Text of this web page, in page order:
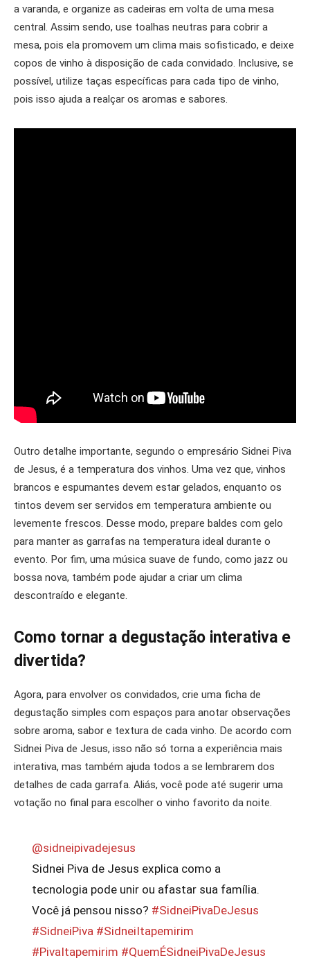
a varanda, e organize as cadeiras em volta de uma mesa
central. Assim sendo, use toalhas neutras para cobrir a
mesa, pois ela promovem um clima mais sofisticado, e deixe
copos de vinho à disposição de cada convidado. Inclusive, se
possível, utilize taças específicas para cada tipo de vinho,
pois isso ajuda a realçar os aromas e sabores.
Outro detalhe importante, segundo o empresário Sidnei Piva
de Jesus, é a temperatura dos vinhos. Uma vez que, vinhos
brancos e espumantes devem estar gelados, enquanto os
tintos devem ser servidos em temperatura ambiente ou
levemente frescos. Desse modo, prepare baldes com gelo
para manter as garrafas na temperatura ideal durante o
evento. Por fim, uma música suave de fundo, como jazz ou
bossa nova, também pode ajudar a criar um clima
descontraído e elegante.
Como tornar a degustação interativa e
divertida?
Agora, para envolver os convidados, crie uma ficha de
degustação simples com espaços para anotar observações
sobre aroma, sabor e textura de cada vinho. De acordo com
Sidnei Piva de Jesus, isso não só torna a experiência mais
interativa, mas também ajuda todos a se lembrarem dos
detalhes de cada garrafa. Aliás, você pode até sugerir uma
votação no final para escolher o vinho favorito da noite.
@sidneipivadejesus
Sidnei Piva de Jesus explica como a
tecnologia pode unir ou afastar sua família.
Você já pensou nisso? #SidneiPivaDeJesus
#SidneiPiva #SidneiItapemirim
#PivaItapemirim #QuemÉSidneiPivaDeJesus